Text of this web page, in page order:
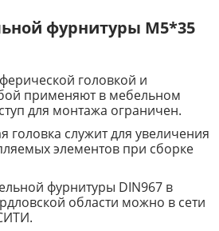
фурнитуры М5*35
головкой и
применяют в мебельном
для монтажа ограничен.
головка служит для увеличения
элементов при сборке
фурнитуры DIN967 в
области можно в сети